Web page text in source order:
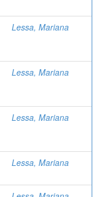
Lessa, Mariana
Lessa, Mariana
Lessa, Mariana
Lessa, Mariana